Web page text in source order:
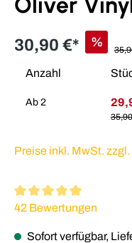
30,90 €* %
Anzahl
Ab 2
Preise inkl. MwSt.
Durchschnittliche
42 Bewertungen
Sofort verfügbar,